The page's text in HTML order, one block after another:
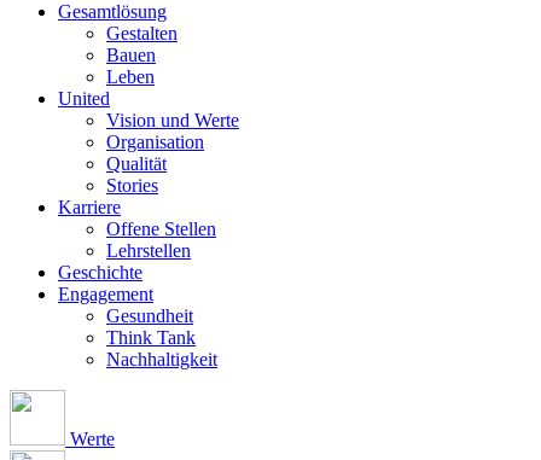
Gesamtlösung
Gestalten
Bauen
Leben
United
Vision und Werte
Organisation
Qualität
Stories
Karriere
Offene Stellen
Lehrstellen
Geschichte
Engagement
Gesundheit
Think Tank
Nachhaltigkeit
Werte